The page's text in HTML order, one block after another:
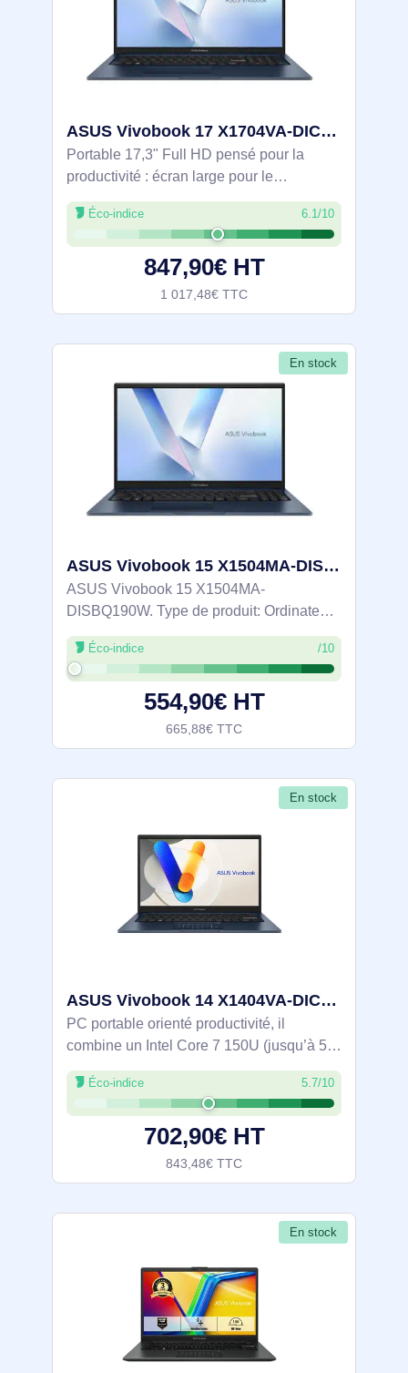
ASUS Vivobook 17 X1704VA-DICAU1059W Intel Core 7 150U Ordinateur portable 43,9 cm (17.3") Full HD 24 - 90NB13X2-M00P50
Portable 17,3" Full HD pensé pour la
productivité : écran large pour le
multitâche, processeur Intel Core i7 150U
10 cœurs (jusqu’à 5,4 GHz), 24 Go DDR5
et SSD NVMe PCIe 4.0 de 1 To.
Connectivité
Éco-indice 6.1/10
847,90€ HT
1 017,48€ TTC
En stock
ASUS Vivobook 15 X1504MA-DISBQ190W Intel Core 3 304 Ordinateur portable 39,6 cm (15.6") Full HD 8 Go - 90NB17I1-M013D0
ASUS Vivobook 15 X1504MA-
DISBQ190W. Type de produit: Ordinateur
portable, Format: Clapet. Famille de
processeur: Intel Core 3, Modèle de
processeur: 304. Taille de l'écran: 39,6 cm
(15.6"), Type HD:
Éco-indice /10
554,90€ HT
665,88€ TTC
En stock
ASUS Vivobook 14 X1404VA-DICEB1601W Intel Core 7 150U Ordinateur portable 35,6 cm (14") Full HD 16 G - 90NB13U1-M00PZ0
PC portable orienté productivité, il
combine un Intel Core 7 150U (jusqu’à 5,4
GHz) avec 16 Go DDR5 et un SSD NVMe
PCIe 4.0 de 512 Go pour un travail fluide.
Écran 14'' Full HD antireflet (IPS-level,
Éco-indice 5.7/10
702,90€ HT
843,48€ TTC
En stock